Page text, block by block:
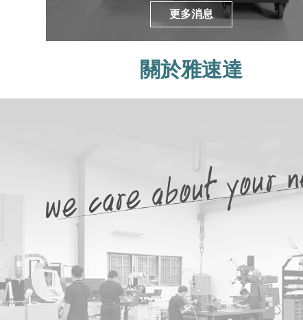
更多消息
關於雅速達